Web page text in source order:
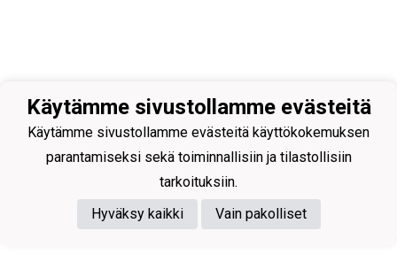
Käytämme sivustollamme evästeitä
Käytämme sivustollamme evästeitä käyttökokemuksen
parantamiseksi sekä toiminnallisiin ja tilastollisiin
tarkoituksiin.
Hyväksy kaikki
Vain pakolliset